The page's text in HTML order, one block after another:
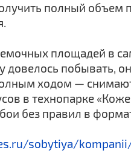
полный
площадей в
довелось побывать,
ходом —
в технопарке
без правил в
sobytiya/kompanii/